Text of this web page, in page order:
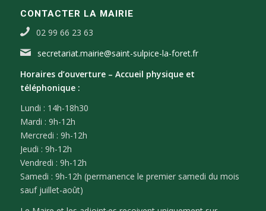
CONTACTER LA MAIRIE
02 99 66 23 63
secretariat.mairie@saint-sulpice-la-foret.fr
Horaires d’ouverture – Accueil physique et
téléphonique :
Lundi : 14h-18h30
Mardi : 9h-12h
Mercredi : 9h-12h
Jeudi : 9h-12h
Vendredi : 9h-12h
Samedi : 9h-12h (permanence le premier samedi du mois
sauf juillet-août)